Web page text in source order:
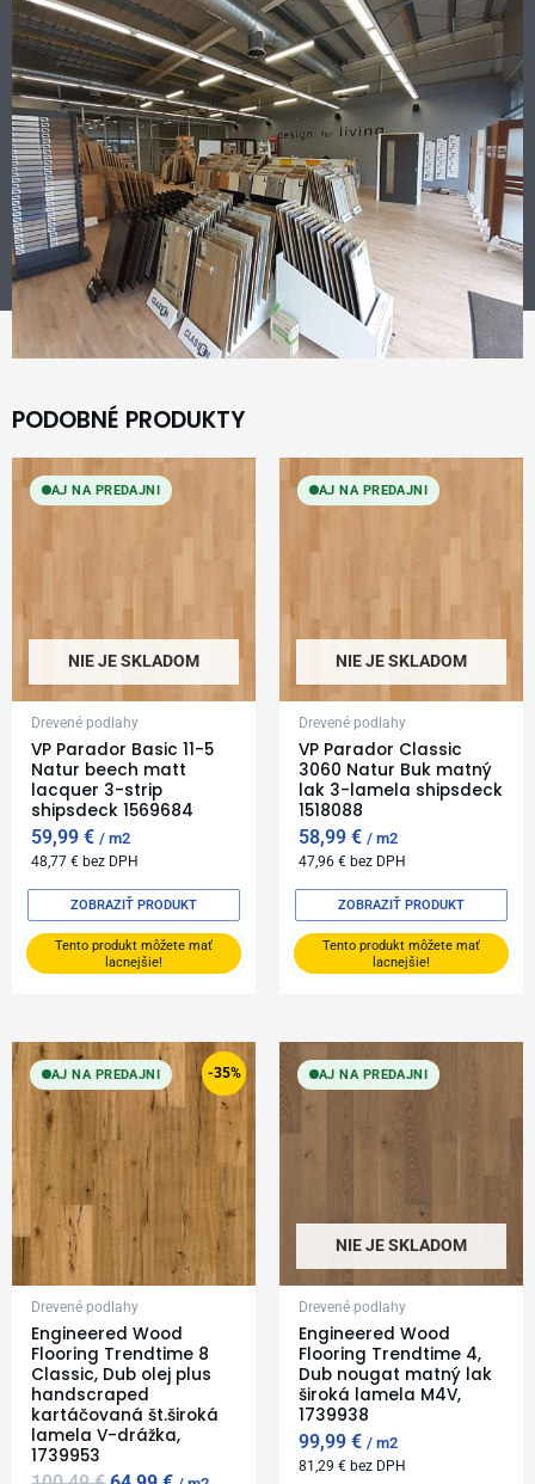
PODOBNÉ PRODUKTY
AJ NA PREDAJNI
NIE JE SKLADOM
Drevené podlahy
VP Parador Basic 11-5
Natur beech matt
lacquer 3-strip
shipsdeck 1569684
59,99€ m2
48,77€ bez DPH
Tento produkt môžete mať
lacnejšie!
ZOBRAZIŤ PRODUKT
AJ NA PREDAJNI
NIE JE SKLADOM
Drevené podlahy
VP Parador Classic
3060 Natur Buk matný
lak 3-lamela shipsdeck
1518088
58,99€ m2
47,96€ bez DPH
Tento produkt môžete mať
lacnejšie!
ZOBRAZIŤ PRODUKT
-35%
AJ NA PREDAJNI
Drevené podlahy
Engineered Wood
Flooring Trendtime 8
Classic, Dub olej plus
handscraped
kartáčovaná št.široká
lamela V-drážka,
1739953
Original
price
was:
100,49 €.
Current
price
64,99 €.
AJ NA PREDAJNI
NIE JE SKLADOM
Drevené podlahy
Engineered Wood
Flooring Trendtime 4,
Dub nougat matný lak
široká lamela M4V,
1739938
99,99€ m2
81,29€ bez DPH